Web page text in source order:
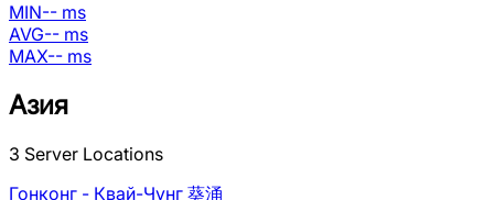
MIN-- ms
AVG-- ms
MAX-- ms
Азия
3 Server Locations
Гонконг - Квай-Чунг 葵涌